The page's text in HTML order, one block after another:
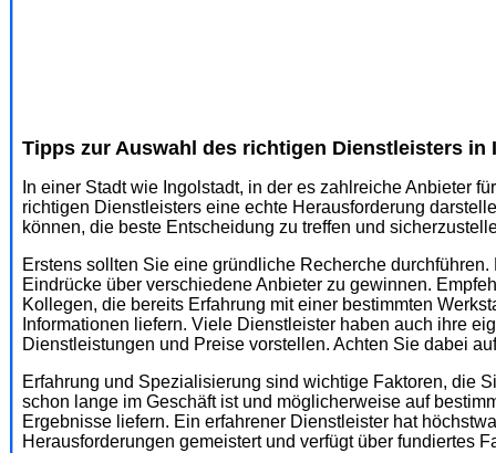
Tipps zur Auswahl des richtigen Dienstleisters in
In einer Stadt wie Ingolstadt, in der es zahlreiche Anbieter
richtigen Dienstleisters eine echte Herausforderung
können, die beste Entscheidung zu treffen und
Erstens sollten Sie eine gründliche Recherche
Eindrücke über verschiedene Anbieter zu gewinnen.
Kollegen, die bereits Erfahrung mit einer bestimmten
Informationen liefern. Viele Dienstleister haben auch ihre
Dienstleistungen und Preise vorstellen. Achten Sie dabei
Erfahrung und Spezialisierung sind wichtige Faktoren, die
schon lange im Geschäft ist und möglicherweise auf
Ergebnisse liefern. Ein erfahrener Dienstleister hat
Herausforderungen gemeistert und verfügt über fundiertes